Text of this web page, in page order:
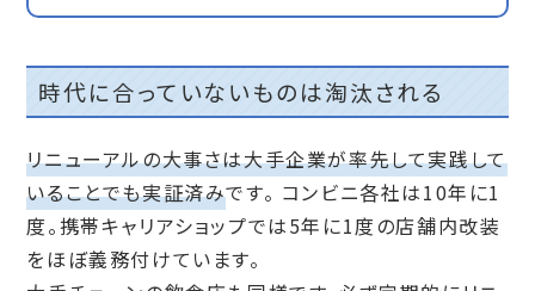
時代に合っていないものは淘汰される
リニューアルの大事さは大手企業が率先して実践して
いることでも実証済みです。 コンビニ各社は10年に1
度。携帯キャリアショップでは5年に1度の店舗内改装
をほぼ義務付けています。